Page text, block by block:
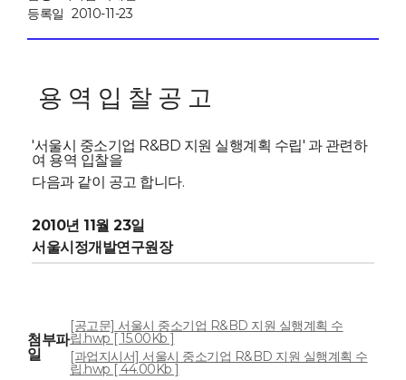
등록일 2010-11-23
용 역 입 찰 공 고
'서울시 중소기업 R&BD 지원 실행계획 수립' 과 관련하
여 용역 입찰을
다음과 같이 공고 합니다.
2010년 11월 23일
서울시정개발연구원장
첨부파
일
[공고문] 서울시 중소기업 R&BD 지원 실행계획 수
립.hwp [ 15.00Kb ]
[과업지시서] 서울시 중소기업 R&BD 지원 실행계획 수
립.hwp [ 44.00Kb ]